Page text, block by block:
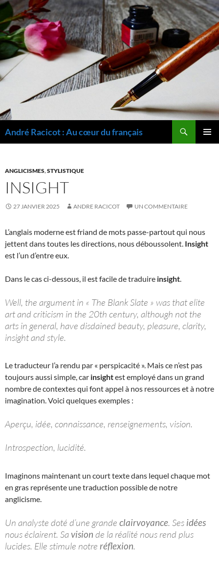
André Racicot : Au cœur du français
ANGLICISMES,STYLISTIQUE
INSIGHT
27 JANVIER 2025 ANDRE RACICOT UN COMMENTAIRE
L’anglais moderne est friand de mots passe-partout qui nous
jettent dans toutes les directions, nous déboussolent. Insight
est l’un d’entre eux.
Dans le cas ci-dessous, il est facile de traduire insight.
Well, the argument in « The Blank Slate » was that elite
art and criticism in the 20th century, although not the
arts in general, have disdained beauty, pleasure, clarity,
insight and style.
Le traducteur l’a rendu par « perspicacité ». Mais ce n’est pas
toujours aussi simple, car insightest employé dans un grand
nombre de contextes qui font appel à nos ressources et à notre
imagination. Voici quelques exemples :
Aperçu, idée, connaissance, renseignements, vision.
Introspection, lucidité.
Imaginons maintenant un court texte dans lequel chaque mot
en gras représente une traduction possible de notre
anglicisme.
Un analyste doté d’une grande clairvoyance. Ses idées
nous éclairent. Sa vision de la réalité nous rend plus
lucides. Elle stimule notre réflexion.